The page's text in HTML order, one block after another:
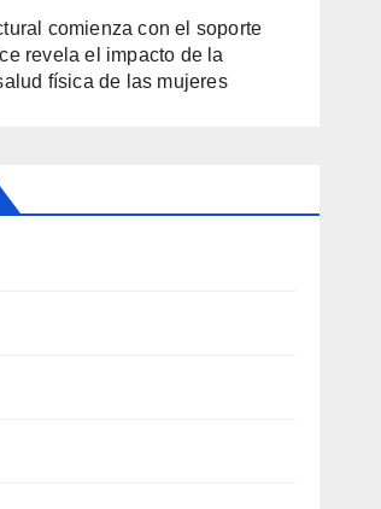
comienza con el soporte
revela el impacto de la
física de las mujeres